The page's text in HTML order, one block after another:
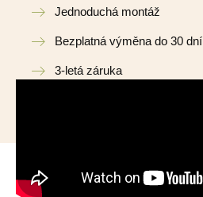
Jednoduchá montáž
Bezplatná výměna do 30 dní
3-letá záruka